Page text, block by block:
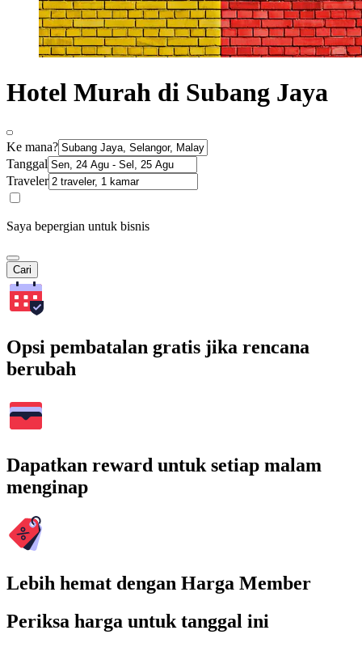
Hotel Murah di Subang Jaya
Ke mana?
Tanggal
Traveler
Saya bepergian untuk bisnis
Cari
Opsi pembatalan gratis jika rencana
berubah
Dapatkan reward untuk setiap malam
menginap
Lebih hemat dengan Harga Member
Periksa harga untuk tanggal ini